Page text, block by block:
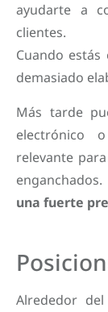
ayudarte a
clientes.
Cuando
demasiado
Más tarde
electrónico
relevante
una fuerte
Alrededor